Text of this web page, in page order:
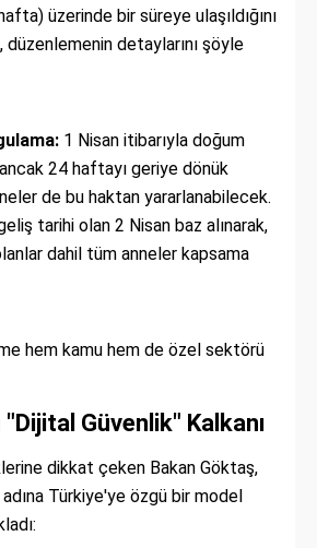
üzerinde bir süreye ulaşıldığını
düzenlemenin detaylarını şöyle
1 Nisan itibarıyla doğum
24 haftayı geriye dönük
de bu haktan yararlanabilecek.
tarihi olan 2 Nisan baz alınarak,
dahil tüm anneler kapsama
hem kamu hem de özel sektörü
Güvenlik" Kalkanı
dikkat çeken Bakan Göktaş,
Türkiye'ye özgü bir model